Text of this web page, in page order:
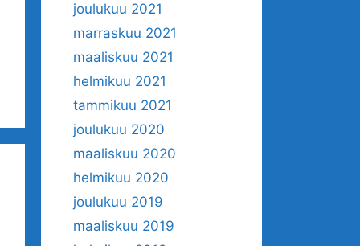
joulukuu 2021
marraskuu 2021
maaliskuu 2021
helmikuu 2021
tammikuu 2021
joulukuu 2020
maaliskuu 2020
helmikuu 2020
joulukuu 2019
maaliskuu 2019